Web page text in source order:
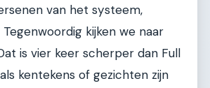
van het systeem,
kijken we naar
is vier keer scherper dan Full
kentekens of gezichten zijn